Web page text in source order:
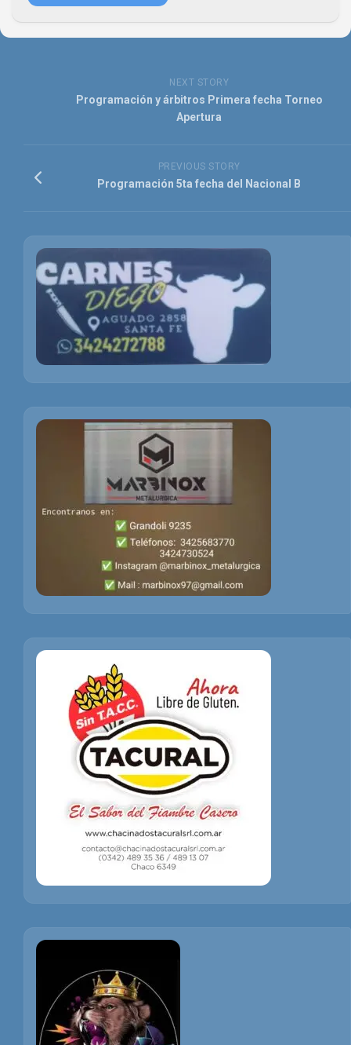
NEXT STORY
Programación y árbitros Primera fecha Torneo
Apertura
PREVIOUS STORY
Programación 5ta fecha del Nacional B